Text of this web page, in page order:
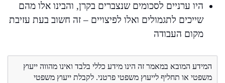
היו ערניים לסכומים שנצברים בקרן, והבינו אלו מהם
שייכים לתגמולים ואלו לפיצויים – זה חשוב בעת עזיבת
מקום העבודה
המידע המובא במאמר זה הינו מידע כללי בלבד ואינו מהווה ייעוץ
משפטי או תחליף לייעוץ משפטי פרטני. לקבלת ייעוץ משפטי